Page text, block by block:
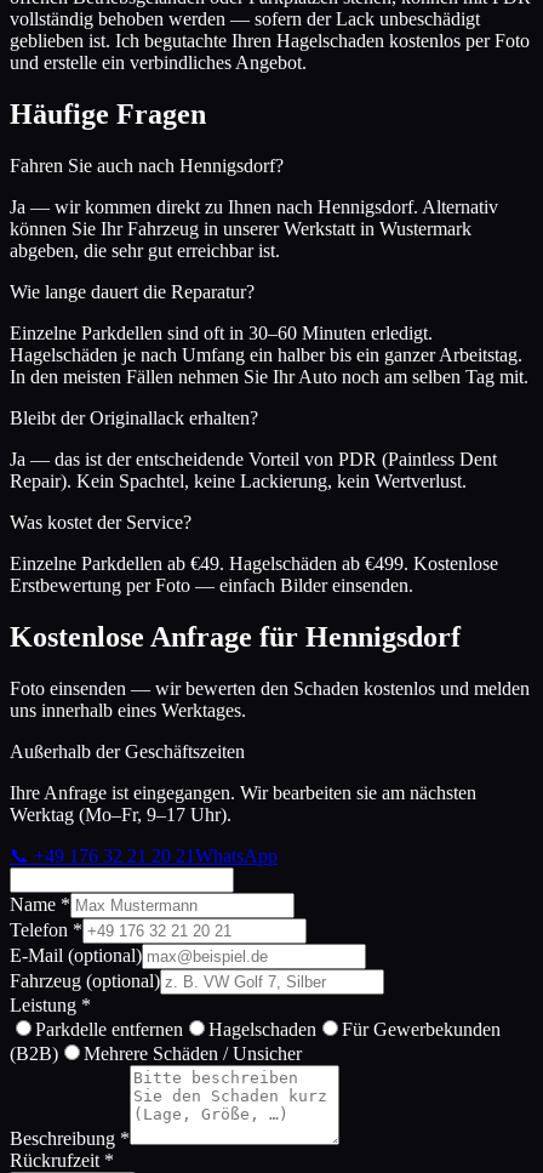
vollständig behoben werden — sofern der Lack unbeschädigt
geblieben ist. Ich begutachte Ihren Hagelschaden kostenlos per Foto
und erstelle ein verbindliches Angebot.
Häufige Fragen
Fahren Sie auch nach Hennigsdorf?
Ja — wir kommen direkt zu Ihnen nach Hennigsdorf. Alternativ
können Sie Ihr Fahrzeug in unserer Werkstatt in Wustermark
abgeben, die sehr gut erreichbar ist.
Wie lange dauert die Reparatur?
Einzelne Parkdellen sind oft in 30–60 Minuten erledigt.
Hagelschäden je nach Umfang ein halber bis ein ganzer Arbeitstag.
In den meisten Fällen nehmen Sie Ihr Auto noch am selben Tag mit.
Bleibt der Originallack erhalten?
Ja — das ist der entscheidende Vorteil von PDR (Paintless Dent
Repair). Kein Spachtel, keine Lackierung, kein Wertverlust.
Was kostet der Service?
Einzelne Parkdellen ab €49. Hagelschäden ab €499. Kostenlose
Erstbewertung per Foto — einfach Bilder einsenden.
Kostenlose Anfrage für Hennigsdorf
Foto einsenden — wir bewerten den Schaden kostenlos und melden
uns innerhalb eines Werktages.
Außerhalb der Geschäftszeiten
Ihre Anfrage ist eingegangen. Wir bearbeiten sie am nächsten
Werktag (Mo–Fr, 9–17 Uhr).
📞 +49 176 32 21 20 21WhatsApp
Name *
Telefon *
E-Mail (optional)
Fahrzeug (optional)
Leistung *
Parkdelle entfernen
Hagelschaden
Für Gewerbekunden
(B2B)
Mehrere Schäden / Unsicher
Beschreibung *
Rückrufzeit *